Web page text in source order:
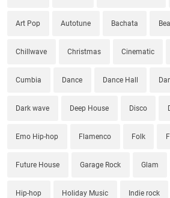
Art Pop Autotune Bachata
Chillwave Christmas Cinematic
Cumbia Dance Dance Hall
Dark wave Deep House Disco
Emo Hip-hop Flamenco Folk
Future House Garage Rock Glam
Hip-hop Holiday Music Indie rock